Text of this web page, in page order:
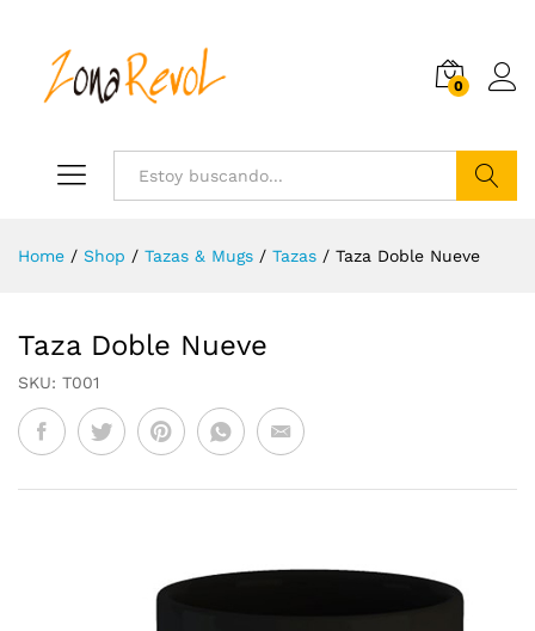
0
Home / Shop / Tazas & Mugs / Tazas / Taza Doble Nueve
Taza Doble Nueve
SKU: T001